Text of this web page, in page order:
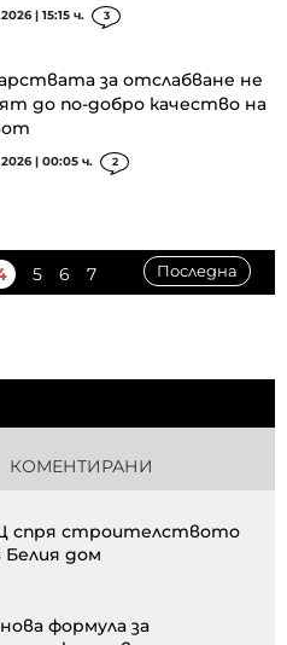
| 15:15 ч. 3
за отслабване не
до по-добро качество на
| 00:05 ч. 2
5 6 7 Последна
КОМЕНТИРАНИ
спря строителството
Белия дом
формула за